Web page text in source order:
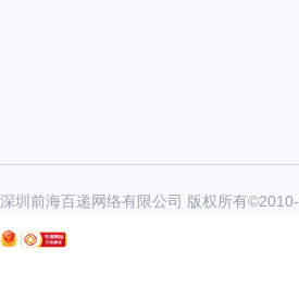
深圳前海百递网络有限公司 版权所有©2010-